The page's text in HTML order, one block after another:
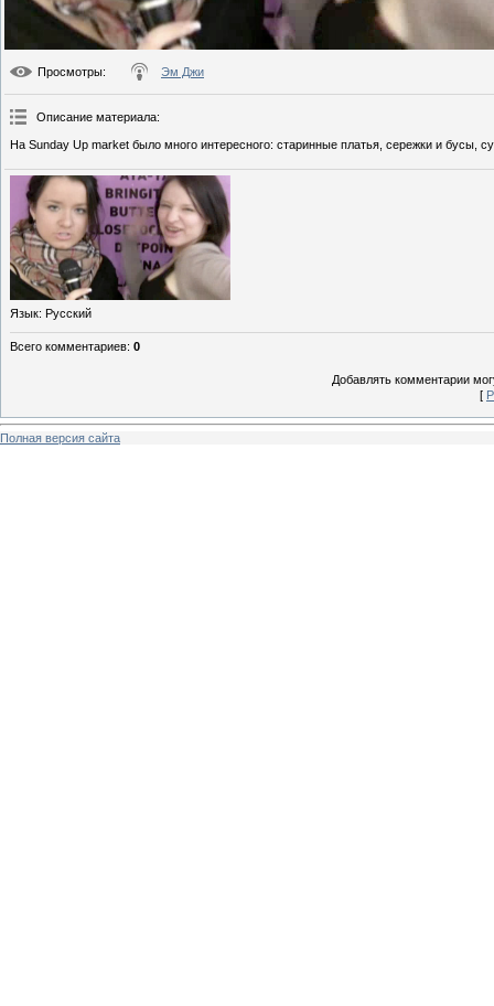
Просмотры: Эм Джи
Описание материала:
На Sunday Up market было много интересного: старинные платья, сережки и бусы,
Язык: Русский
Всего комментариев: 0
Добавлять комментарии
[
Полная версия сайта